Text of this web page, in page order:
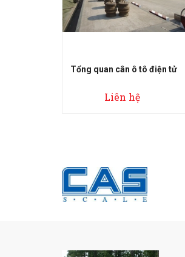
Tổng quan cân ô tô điện tử
Liên hệ